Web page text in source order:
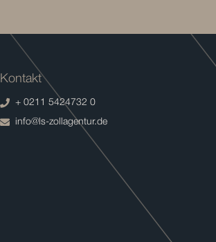
Kontakt
+ 0211 5424732 0
info@ls-zollagentur.de